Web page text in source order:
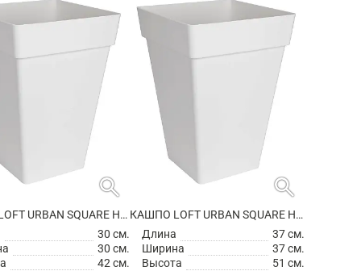
search
КАШПО LOFT URBAN SQUARE HIGH WHITE
30 см.
30 см.
42 см.
search
КАШПО LOFT URBAN SQUARE HIGH WHITE
Длина
37 см.
Ширина
37 см.
Высота
51 см.